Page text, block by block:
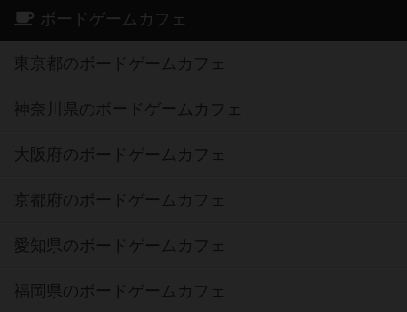
ボードゲームカフェ
東京都のボードゲームカフェ
神奈川県のボードゲームカフェ
大阪府のボードゲームカフェ
京都府のボードゲームカフェ
愛知県のボードゲームカフェ
福岡県のボードゲームカフェ